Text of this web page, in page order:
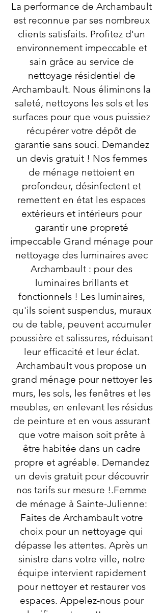
La performance de Archambault
est reconnue par ses nombreux
clients satisfaits. Profitez d'un
environnement impeccable et
sain grâce au service de
nettoyage résidentiel de
Archambault. Nous éliminons la
saleté, nettoyons les sols et les
surfaces pour que vous puissiez
récupérer votre dépôt de
garantie sans souci. Demandez
un devis gratuit ! Nos femmes
de ménage nettoient en
profondeur, désinfectent et
remettent en état les espaces
extérieurs et intérieurs pour
garantir une propreté
impeccable Grand ménage pour
nettoyage des luminaires avec
Archambault : pour des
luminaires brillants et
fonctionnels ! Les luminaires,
qu'ils soient suspendus, muraux
ou de table, peuvent accumuler
poussière et salissures, réduisant
leur efficacité et leur éclat.
Archambault vous propose un
grand ménage pour nettoyer les
murs, les sols, les fenêtres et les
meubles, en enlevant les résidus
de peinture et en vous assurant
que votre maison soit prête à
être habitée dans un cadre
propre et agréable. Demandez
un devis gratuit pour découvrir
nos tarifs sur mesure !.Femme
de ménage à Sainte-Julienne:
Faites de Archambault votre
choix pour un nettoyage qui
dépasse les attentes. Après un
sinistre dans votre ville, notre
équipe intervient rapidement
pour nettoyer et restaurer vos
espaces. Appelez-nous pour